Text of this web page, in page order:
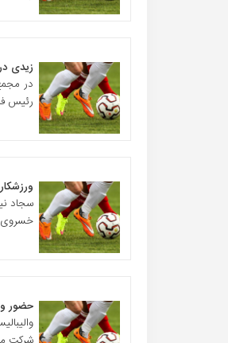
زیدی
در
رئیس
سجاد
خسروی
حضور